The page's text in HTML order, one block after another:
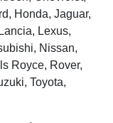
Honda, Jaguar,
Lexus,
Nissan,
Royce, Rover,
Toyota,